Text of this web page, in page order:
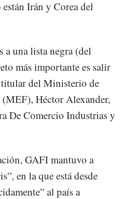
Irán y Corea del
a una lista negra (del
más importante es salir
titular del Ministerio de
Héctor Alexander,
De Comercio Industrias y
GAFI mantuvo a
en la que está desde
al país a